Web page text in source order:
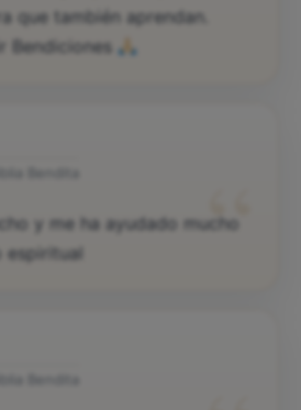
que también aprendan.
Bendiciones
“
y me ha ayudado mucho
espiritual